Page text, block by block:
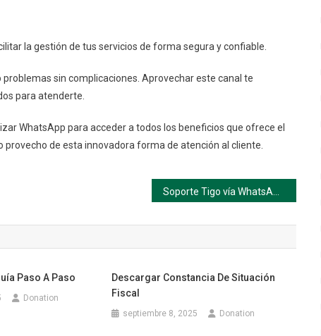
la gestión de tus servicios de forma segura y confiable.
sin complicaciones. Aprovechar este canal te
para atenderte.
WhatsApp para acceder a todos los beneficios que ofrece el
de esta innovadora forma de atención al cliente.
Paso A Paso
Donation
Descargar Constancia De Situación
Fiscal
septiembre 8, 2025 Donation